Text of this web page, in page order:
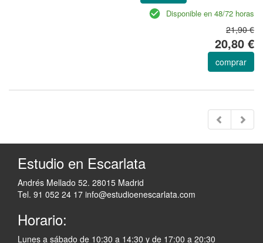
Disponible en 48/72 horas
21,90 €
20,80 €
comprar
Estudio en Escarlata
Andrés Mellado 52. 28015 Madrid
Tel. 91 052 24 17 info@estudioenescarlata.com
Horario:
Lunes a sábado de 10:30 a 14:30 y de 17:00 a 20:30